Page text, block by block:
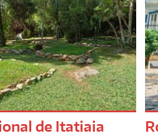
de Itatiaia